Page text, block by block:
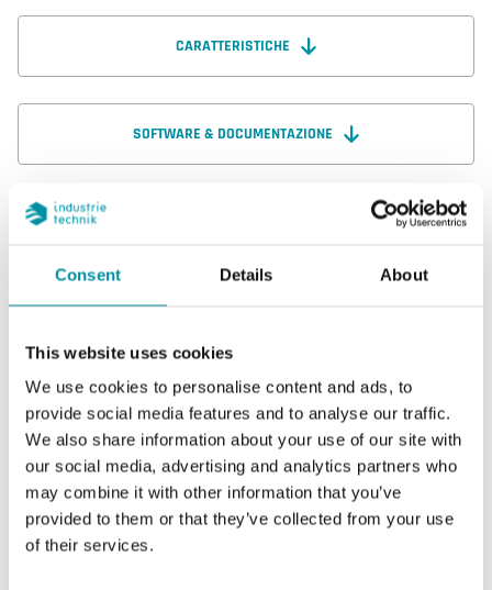
Consent Details About
This website uses cookies
We use cookies to personalise content and ads, to
provide social media features and to analyse our traffic.
We also share information about your use of our site with
our social media, advertising and analytics partners who
may combine it with other information that you’ve
provided to them or that they’ve collected from your use
of their services.
CARATTERISTICHE
SOFTWARE & DOCUMENTAZIONE
Caratteristiche
Caratteristiche di BVH2100
Capacità di regolazione 100:1
Diametro nominale DN100
KVs 160 m³/h